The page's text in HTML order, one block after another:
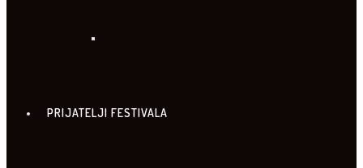
PRIJATELJI FESTIVALA